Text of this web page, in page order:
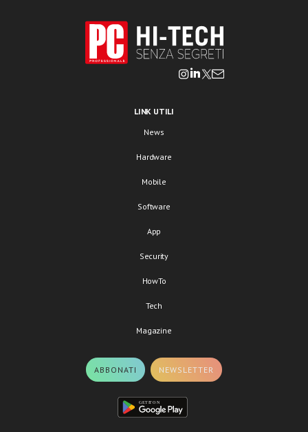
LINK UTILI
News
Hardware
Mobile
Software
App
Security
HowTo
Tech
Magazine
ABBONATI NEWSLETTER